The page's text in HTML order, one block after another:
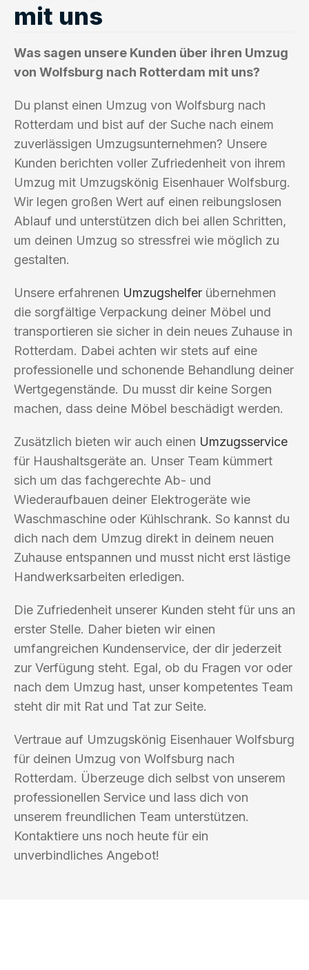
mit uns
Was sagen unsere Kunden über ihren Umzug
von Wolfsburg nach Rotterdam mit uns?
Du planst einen Umzug von Wolfsburg nach
Rotterdam und bist auf der Suche nach einem
zuverlässigen Umzugsunternehmen? Unsere
Kunden berichten voller Zufriedenheit von ihrem
Umzug mit Umzugskönig Eisenhauer Wolfsburg.
Wir legen großen Wert auf einen reibungslosen
Ablauf und unterstützen dich bei allen Schritten,
um deinen Umzug so stressfrei wie möglich zu
gestalten.
Unsere erfahrenen Umzugshelfer übernehmen
die sorgfältige Verpackung deiner Möbel und
transportieren sie sicher in dein neues Zuhause in
Rotterdam. Dabei achten wir stets auf eine
professionelle und schonende Behandlung deiner
Wertgegenstände. Du musst dir keine Sorgen
machen, dass deine Möbel beschädigt werden.
Zusätzlich bieten wir auch einen Umzugsservice
für Haushaltsgeräte an. Unser Team kümmert
sich um das fachgerechte Ab- und
Wiederaufbauen deiner Elektrogeräte wie
Waschmaschine oder Kühlschrank. So kannst du
dich nach dem Umzug direkt in deinem neuen
Zuhause entspannen und musst nicht erst lästige
Handwerksarbeiten erledigen.
Die Zufriedenheit unserer Kunden steht für uns an
erster Stelle. Daher bieten wir einen
umfangreichen Kundenservice, der dir jederzeit
zur Verfügung steht. Egal, ob du Fragen vor oder
nach dem Umzug hast, unser kompetentes Team
steht dir mit Rat und Tat zur Seite.
Vertraue auf Umzugskönig Eisenhauer Wolfsburg
für deinen Umzug von Wolfsburg nach
Rotterdam. Überzeuge dich selbst von unserem
professionellen Service und lass dich von
unserem freundlichen Team unterstützen.
Kontaktiere uns noch heute für ein
unverbindliches Angebot!